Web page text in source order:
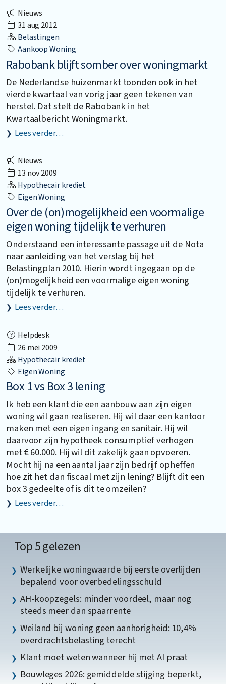
Nieuws
31 aug 2012
Belastingen
Aankoop Woning
Rabobank blijft somber over woningmarkt
De Nederlandse huizenmarkt toonden ook in het
vierde kwartaal van vorig jaar geen tekenen van
herstel. Dat stelt de Rabobank in het
Kwartaalbericht Woningmarkt.
Lees verder…
Nieuws
13 nov 2009
Hypothecair krediet
Eigen Woning
Over de (on)mogelijkheid een voormalige
eigen woning tijdelijk te verhuren
Onderstaand een interessante passage uit de Nota
naar aanleiding van het verslag bij het
Belastingplan 2010. Hierin wordt ingegaan op de
(on)mogelijkheid een voormalige eigen woning
tijdelijk te verhuren.
Lees verder…
Helpdesk
26 mei 2009
Hypothecair krediet
Eigen Woning
Box 1 vs Box 3 lening
Ik heb een klant die een aanbouw aan zijn eigen
woning wil gaan realiseren. Hij wil daar een kantoor
maken met een eigen ingang en sanitair. Hij wil
daarvoor zijn hypotheek consumptief verhogen
met € 60.000. Hij wil dit zakelijk gaan opvoeren.
Mocht hij na een aantal jaar zijn bedrijf opheffen
hoe zit het dan fiscaal met zijn lening? Blijft dit een
box 3 gedeelte of is dit te omzeilen?
Lees verder…
Top 5 gelezen
Werkelijke woningwaarde bij eerste overlijden
bepalend voor overbedelingsschuld
AH-koopzegels: minder voordeel, maar nog
steeds meer dan spaarrente
Weiland bij woning geen aanhorigheid: 10,4%
overdrachtsbelasting terecht
Klant moet weten wanneer hij met AI praat
Bouwleges 2026: gemiddelde stijging beperkt,